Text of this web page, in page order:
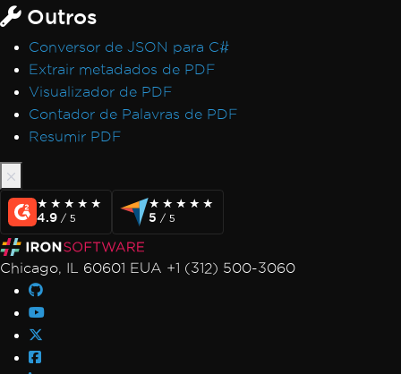
Outros
Conversor de JSON para C#
Extrair metadados de PDF
Visualizador de PDF
Contador de Palavras de PDF
Resumir PDF
★★★★★
★★★★★
4.9 / 5
★★★★★
★★★★★
5 / 5
Chicago, IL 60601 EUA +1 (312) 500-3060